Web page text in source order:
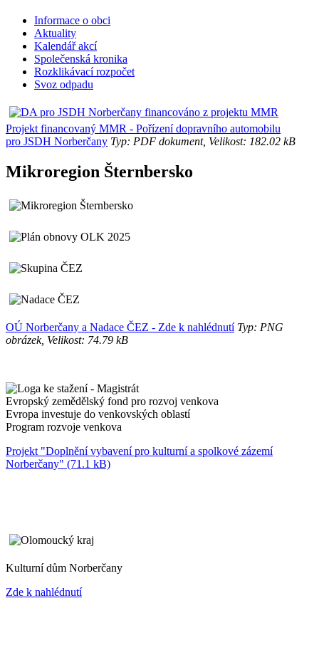
Informace o obci
Aktuality
Kalendář akcí
Společenská kronika
Rozklikávací rozpočet
Svoz odpadu
Projekt financovaný MMR - Pořízení dopravního automobilu
pro JSDH Norberčany Typ: PDF dokument, Velikost: 182.02 kB
Mikroregion Šternbersko
OÚ Norberčany a Nadace ČEZ - Zde k nahlédnutíTyp: PNG
obrázek, Velikost: 74.79 kB
Evropský zemědělský fond pro rozvoj venkova
Evropa investuje do venkovských oblastí
Program rozvoje venkova
Projekt "Doplnění vybavení pro kulturní a spolkové zázemí
Norberčany" (71.1 kB)
Kulturní dům Norberčany
Zde k nahlédnutí